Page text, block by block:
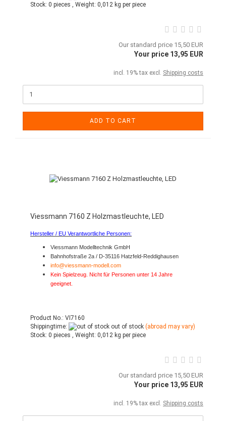
Stock: 0 pieces , Weight: 0,012 kg per piece
Our standard price 15,50 EUR
Your price 13,95 EUR
incl. 19% tax excl. Shipping costs
ADD TO CART
Viessmann 7160 Z Holzmastleuchte, LED
Hersteller / EU Verantwortliche Personen:
Viessmann Modelltechnik GmbH
Bahnhofstraße 2a / D-35116 Hatzfeld-Reddighausen
info@viessmann-modell.com
Kein Spielzeug. Nicht für Personen unter 14 Jahre
geeignet.
Product No.: VI7160
Shippingtime:
out of stock (abroad may vary)
Stock: 0 pieces , Weight: 0,012 kg per piece
Our standard price 15,50 EUR
Your price 13,95 EUR
incl. 19% tax excl. Shipping costs